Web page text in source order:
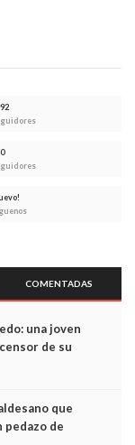
COMENTADAS
una joven
de su
últimos minutos
que
pedazo de